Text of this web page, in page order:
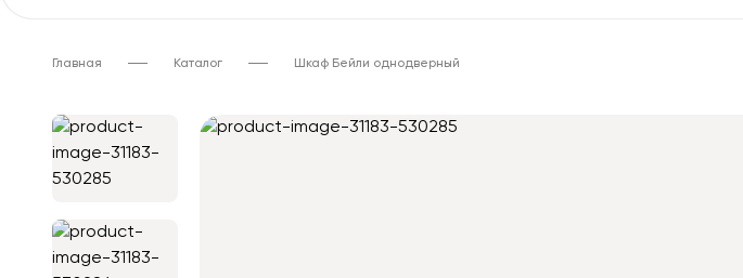
Главная Каталог Шкаф Бейли однодверный